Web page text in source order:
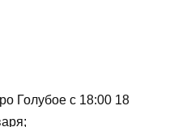
Голубое с 18:00 18